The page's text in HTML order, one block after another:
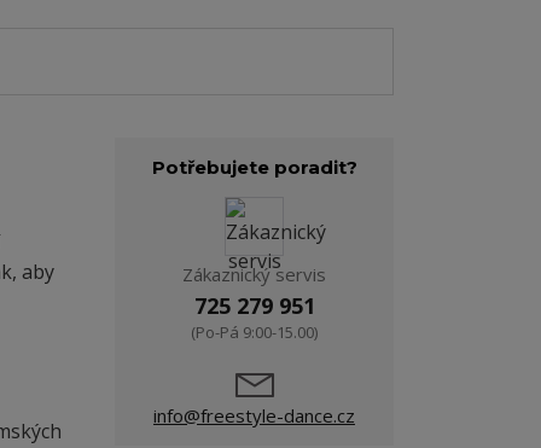
aby
Potřebujete poradit?
Zákaznický servis
725 279 951
(Po-Pá 9:00-15.00)
info@freestyle-dance.cz